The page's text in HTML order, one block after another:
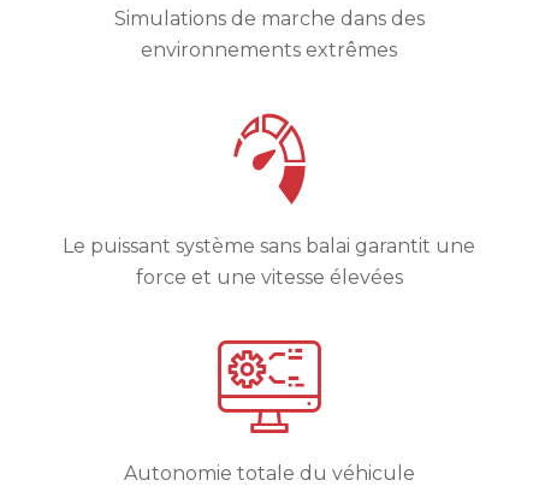
Simulations de marche dans des
environnements extrêmes
Le puissant système sans balai garantit une
force et une vitesse élevées
Autonomie totale du véhicule